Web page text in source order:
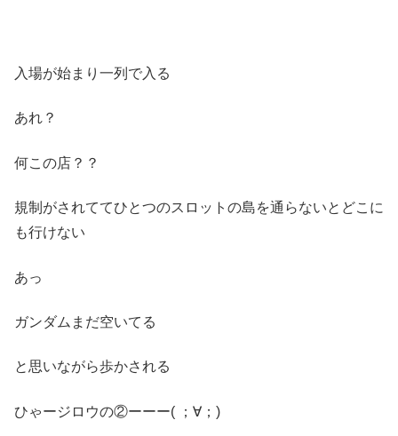
入場が始まり一列で入る
あれ？
何この店？？
規制がされててひとつのスロットの島を通らないとどこに
も行けない
あっ
ガンダムまだ空いてる
と思いながら歩かされる
ひゃージロウの②ーーー( ；∀；)